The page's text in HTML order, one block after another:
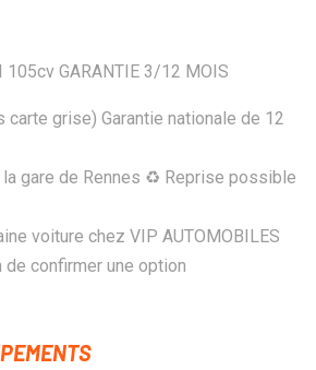
105cv GARANTIE 3/12 MOIS
carte grise) Garantie nationale de 12
la gare de Rennes ♻️ Reprise possible
voiture chez VIP AUTOMOBILES
confirmer une option